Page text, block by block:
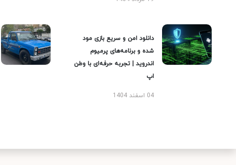
دانلود امن و سریع بازی مود
شده و برنامه‌های پرمیوم
اندروید | تجربه حرفه‌ای با وطن
اپ
04 اسفند 1404